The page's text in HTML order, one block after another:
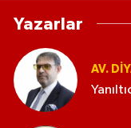
Yazarlar
AV.